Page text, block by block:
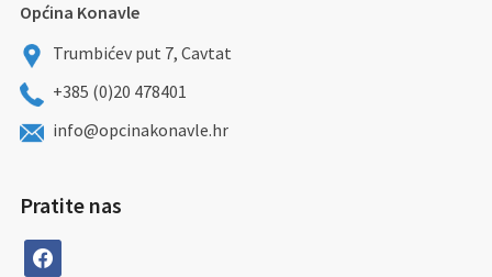
Općina Konavle
Trumbićev put 7, Cavtat
+385 (0)20 478401
info@opcinakonavle.hr
Pratite nas
facebook